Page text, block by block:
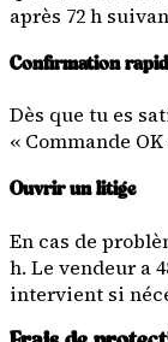
après 72 h
Confirmation
Dès que tu es
« Commande OK
Ouvrir un litige
En cas de
h. Le vendeur a
intervient si